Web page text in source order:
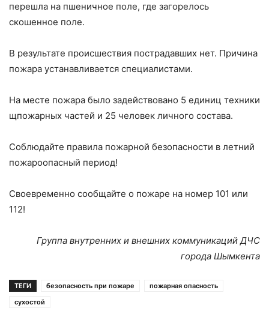
перешла на пшеничное поле, где загорелось
скошенное поле.
В результате происшествия пострадавших нет. Причина
пожара устанавливается специалистами.
На месте пожара было задействовано 5 единиц техники
щпожарных частей и 25 человек личного состава.
Соблюдайте правила пожарной безопасности в летний
пожароопасный период!
Своевременно сообщайте о пожаре на номер 101 или
112!
Группа внутренних и внешних коммуникаций ДЧС
города Шымкента
ТЕГИ безопасность при пожаре
пожарная опасность
сухостой